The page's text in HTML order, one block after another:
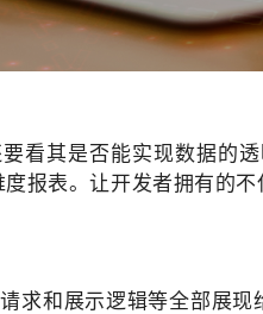
看其是否能实现数据的
报表。让开发者拥有的
求和展示逻辑等全部展